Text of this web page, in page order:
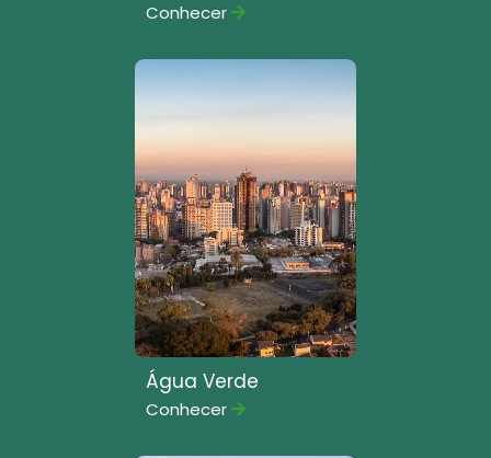
Conhecer
Água Verde
Conhecer